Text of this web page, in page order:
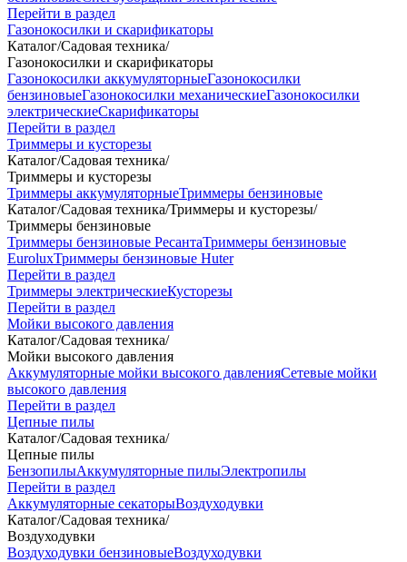
Перейти в раздел
Газонокосилки и скарификаторы
Каталог/Садовая техника/
Газонокосилки и скарификаторы
Газонокосилки аккумуляторныеГазонокосилки
бензиновыеГазонокосилки механическиеГазонокосилки
электрическиеСкарификаторы
Перейти в раздел
Триммеры и кусторезы
Каталог/Садовая техника/
Триммеры и кусторезы
Триммеры аккумуляторныеТриммеры бензиновые
Каталог/Садовая техника/Триммеры и кусторезы/
Триммеры бензиновые
Триммеры бензиновые РесантаТриммеры бензиновые
EuroluxТриммеры бензиновые Huter
Перейти в раздел
Триммеры электрическиеКусторезы
Перейти в раздел
Мойки высокого давления
Каталог/Садовая техника/
Мойки высокого давления
Аккумуляторные мойки высокого давленияСетевые мойки
высокого давления
Перейти в раздел
Цепные пилы
Каталог/Садовая техника/
Цепные пилы
БензопилыАккумуляторные пилыЭлектропилы
Перейти в раздел
Аккумуляторные секаторыВоздуходувки
Каталог/Садовая техника/
Воздуходувки
Воздуходувки бензиновыеВоздуходувки